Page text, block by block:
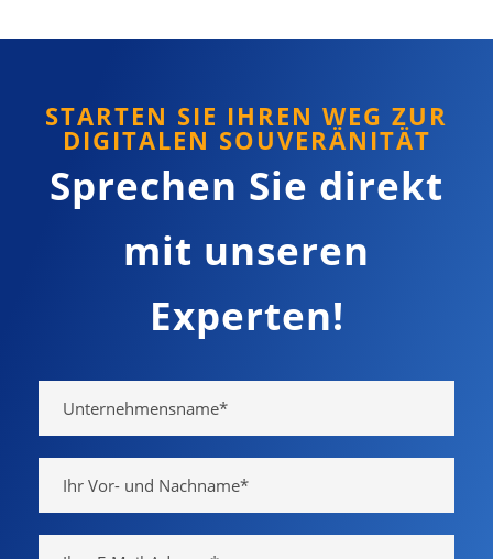
STARTEN SIE IHREN WEG ZUR
DIGITALEN SOUVERÄNITÄT
Sprechen Sie direkt
mit unseren
Experten!